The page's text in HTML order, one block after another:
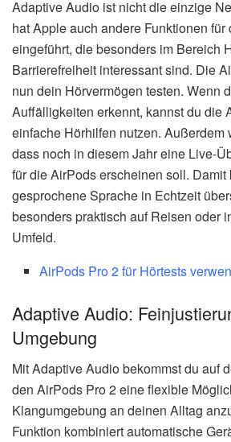
Adaptive Audio ist nicht die einzige
hat Apple auch andere Funktionen für
eingeführt, die besonders im Bereich
Barrierefreiheit interessant sind. Die
nun dein Hörvermögen testen. Wenn
Auffälligkeiten erkennt, kannst du die
einfache Hörhilfen nutzen. Außerdem
dass noch in diesem Jahr eine Live-
für die AirPods erscheinen soll. Damit
gesprochene Sprache in Echtzeit
besonders praktisch auf Reisen oder
Umfeld.
AirPods Pro 2 für Hörtests
Adaptive Audio:
Umgebung
Mit Adaptive Audio bekommst du auf
den AirPods Pro 2 eine flexible
Klangumgebung an deinen Alltag
Funktion kombiniert automatische